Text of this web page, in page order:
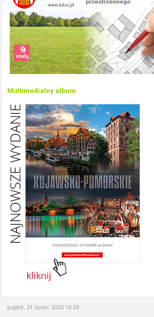
Multimedialny album
piątek, 31 lipiec 2020 10:29